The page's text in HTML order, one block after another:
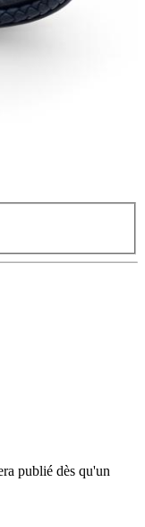
publié dès qu'un